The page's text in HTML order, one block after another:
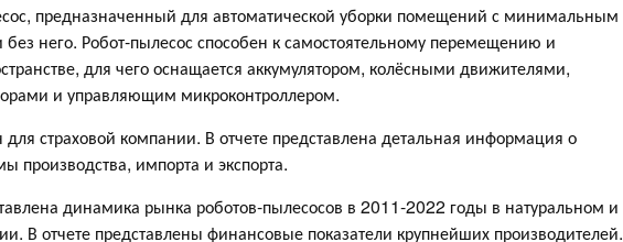
предназначенный для автоматической уборки помещений с минимальным
без него. Робот-пылесос способен к самостоятельному перемещению и
для чего оснащается аккумулятором, колёсными движителями,
и управляющим микроконтроллером.
для страховой компании. В отчете представлена детальная информация о
производства, импорта и экспорта.
динамика рынка роботов-пылесосов в 2011-2022 годы в натуральном и
В отчете представлены финансовые показатели крупнейших производителей.